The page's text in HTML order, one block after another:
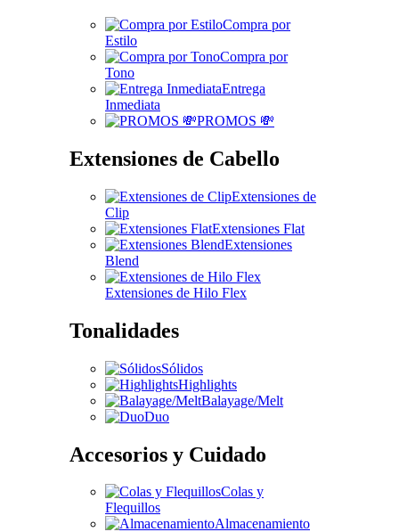
Compra por
Estilo
Compra por
Tono
Entrega
Inmediata
PROMOS 💸
Extensiones de Cabello
Extensiones de
Clip
Extensiones Flat
Extensiones
Blend
Extensiones de Hilo Flex
Tonalidades
Sólidos
Highlights
Balayage/Melt
Duo
Accesorios y Cuidado
Colas y
Flequillos
Almacenamiento